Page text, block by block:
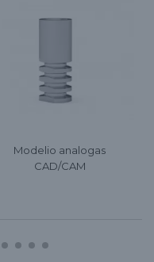
Modelio analogas
CAD/CAM